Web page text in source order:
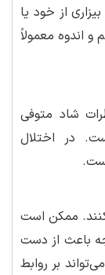
از خود یا
اندوه معمولاً
شاد متوفی
در اختلال
ممکن است
باعث از دست
بر روابط